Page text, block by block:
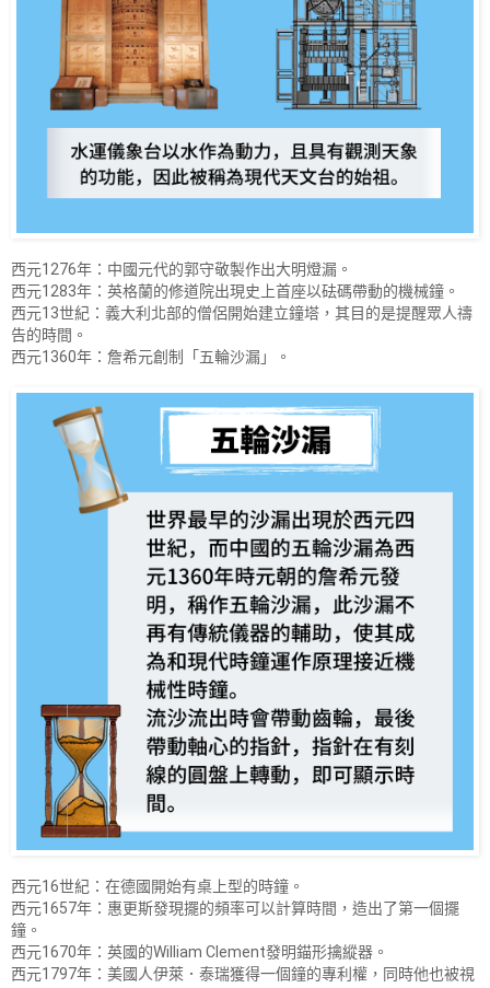
西元1276年：中國元代的郭守敬製作出大明燈漏。
西元1283年：英格蘭的修道院出現史上首座以砝碼帶動的機械鐘。
西元13世紀：義大利北部的僧侶開始建立鐘塔，其目的是提醒眾人禱
告的時間。
西元1360年：詹希元創制「五輪沙漏」。
西元16世紀：在德國開始有桌上型的時鐘。
西元1657年：惠更斯發現擺的頻率可以計算時間，造出了第一個擺
鐘。
西元1670年：英國的William Clement發明錨形擒縱器。
西元1797年：美國人伊萊．泰瑞獲得一個鐘的專利權，同時他也被視